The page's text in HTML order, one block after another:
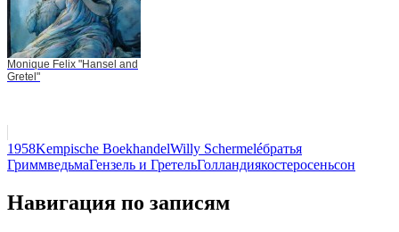
Monique Felix "Hansel and
Gretel"
1958Kempische BoekhandelWilly Schermeléбратья
ГриммведьмаГензель и ГретельГолландиякостеросеньсон
Навигация по записям